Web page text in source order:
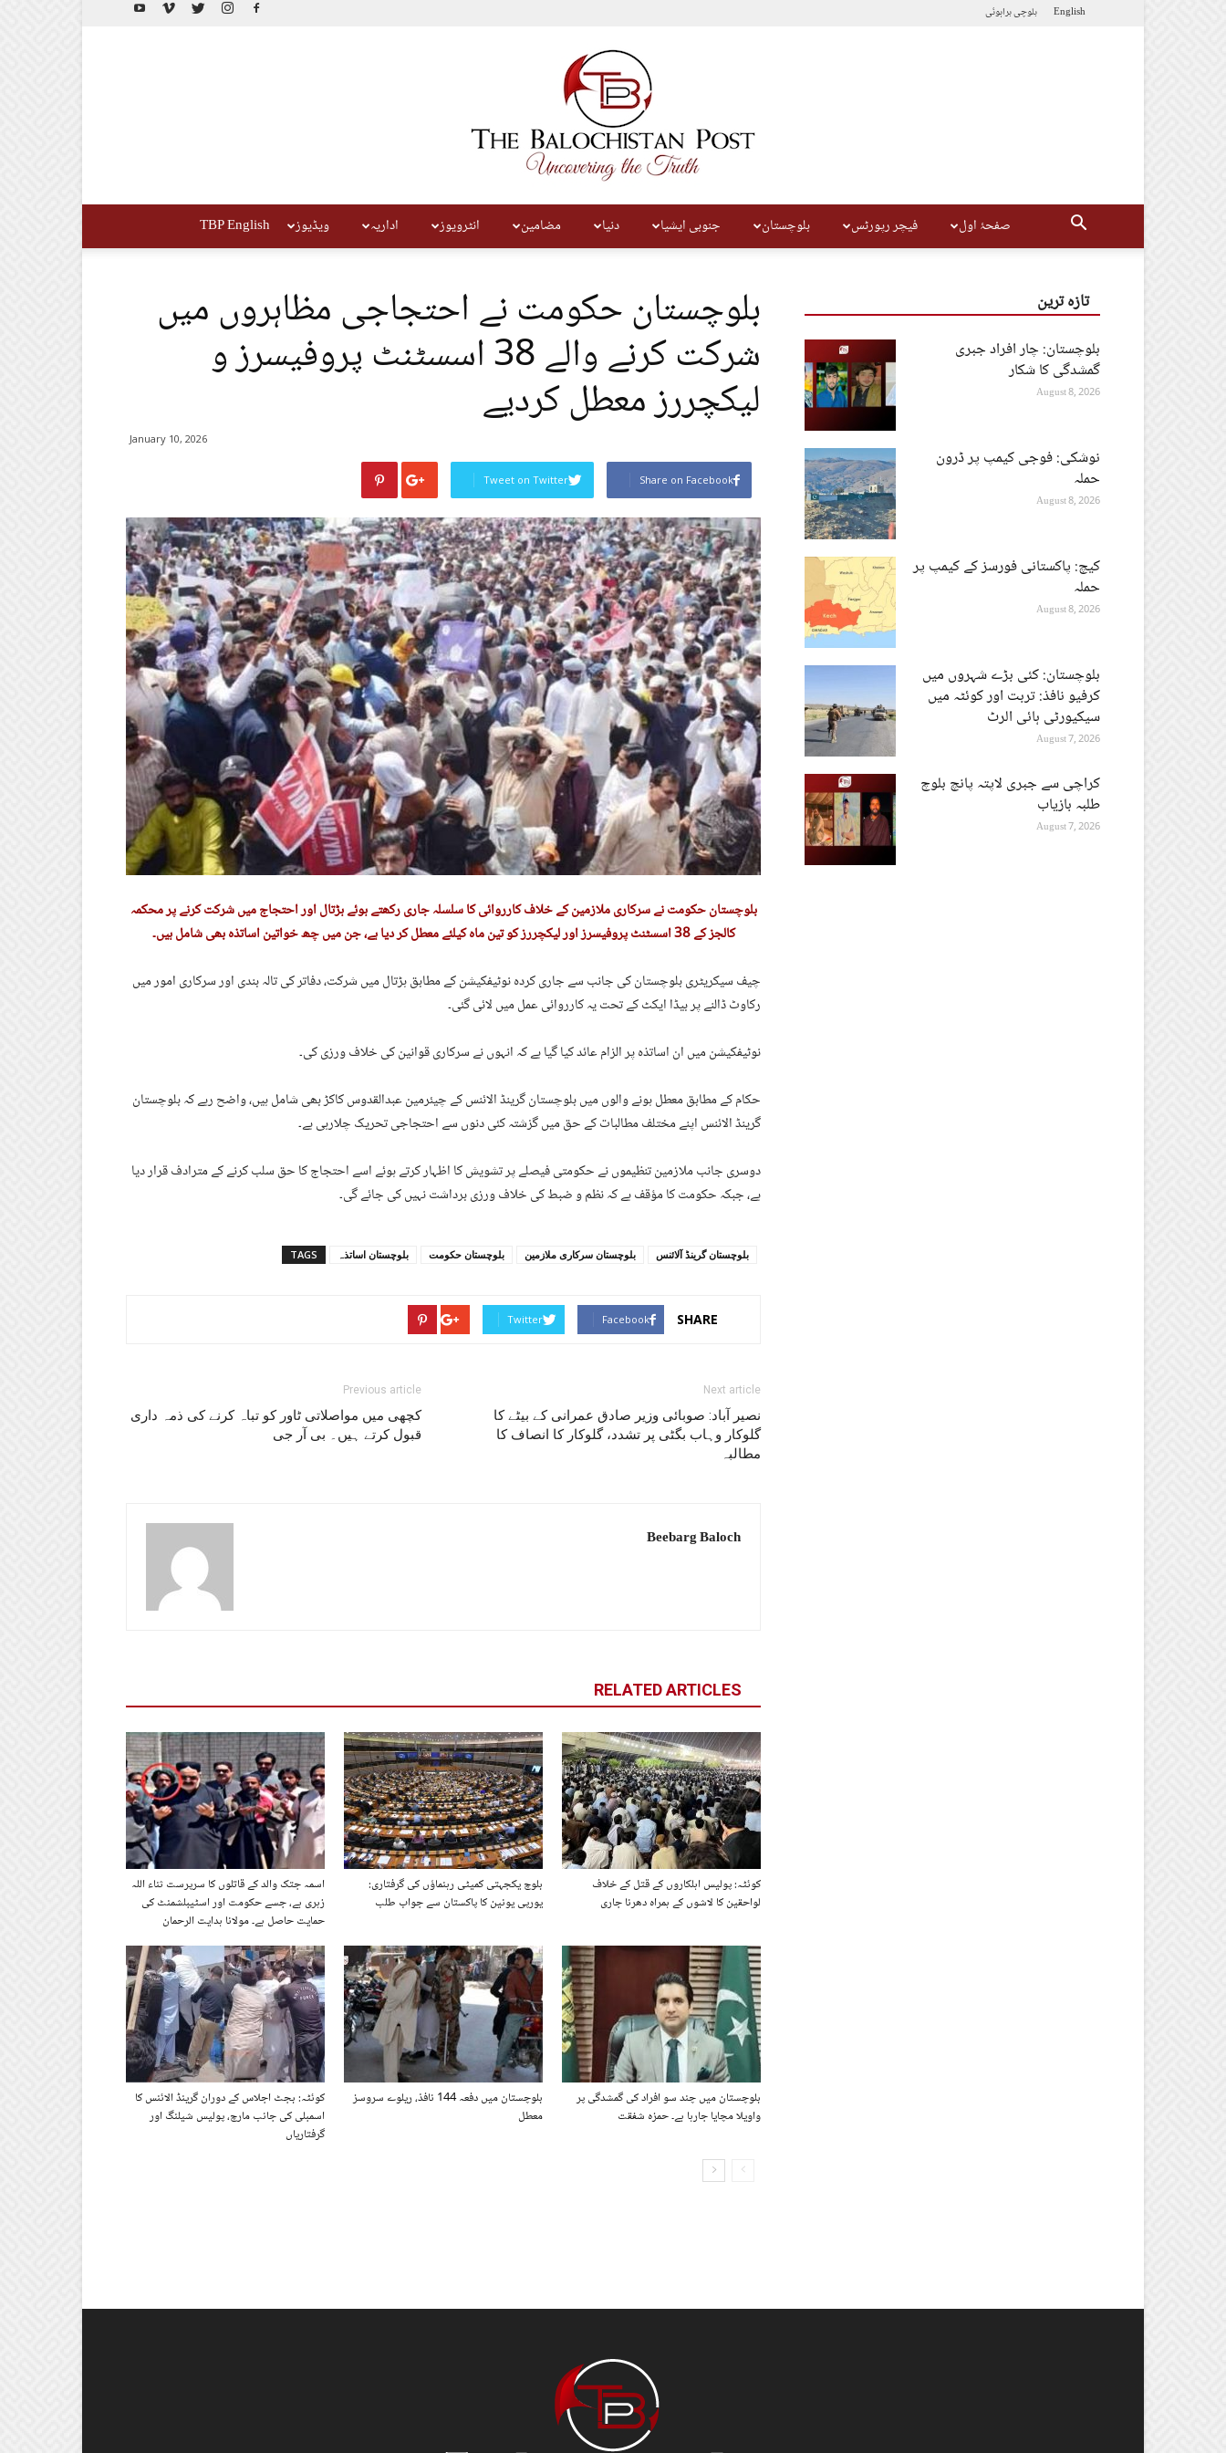
English بلوچیبراہوئی
Post
صفحۂ اول فیچر رپورٹس بلوچستان جنوبی ایشیا دنیا مضامین انٹرویوز اداریہ ویڈیوز TBP English
بلوچستان حکومت نے احتجاجی مظاہروں میں
شرکت کرنے والے 38 اسسٹنٹ پروفیسرز و
لیکچررز معطل کردیے
January 10, 2026
Share on Facebook
Tweet on Twitter
بلوچستان حکومت نے سرکاری ملازمین کے خلاف کارروائی کا سلسلہ جاری رکھتے ہوئے ہڑتال اور احتجاج میں شرکت کرنے پر محکمہ
کالجز کے 38 اسسٹنٹ پروفیسرز اور لیکچررز کو تین ماہ کیلئے معطل کر دیا ہے، جن میں چھ خواتین اساتذہ بھی شامل ہیں۔
چیف سیکریٹری بلوچستان کی جانب سے جاری کردہ نوٹیفکیشن کے مطابق ہڑتال میں شرکت، دفاتر کی تالہ بندی اور سرکاری امور میں
رکاوٹ ڈالنے پر بیڈا ایکٹ کے تحت یہ کارروائی عمل میں لائی گئی۔
نوٹیفکیشن میں ان اساتذہ پر الزام عائد کیا گیا ہے کہ انہوں نے سرکاری قوانین کی خلاف ورزی کی۔
حکام کے مطابق معطل ہونے والوں میں بلوچستان گرینڈ الائنس کے چیئرمین عبدالقدوس کاکڑ بھی شامل ہیں، واضح رہے کہ بلوچستان
گرینڈ الائنس اپنے مختلف مطالبات کے حق میں گزشتہ کئی دنوں سے احتجاجی تحریک چلارہی ہے۔
دوسری جانب ملازمین تنظیموں نے حکومتی فیصلے پر تشویش کا اظہار کرتے ہوئے اسے احتجاج کا حق سلب کرنے کے مترادف قرار دیا
ہے، جبکہ حکومت کا مؤقف ہے کہ نظم و ضبط کی خلاف ورزی برداشت نہیں کی جائے گی۔
TAGS بلوچستان اساتذہ بلوچستان حکومت بلوچستان سرکاری ملازمین بلوچستان گرینڈ آلائنس
SHARE
Facebook
Twitter
Previous article
کچھی میں مواصلاتی ٹاور کو تباہ کرنے کی ذمہ داری
قبول کرتے ہیں۔ بی آر جی
Next article
نصیر آباد: صوبائی وزیر صادق عمرانی کے بیٹے کا
گلوکار وہاب بگٹی پر تشدد، گلوکار کا انصاف کا
مطالبہ
Beebarg Baloch
RELATED ARTICLES
اسمہ جتک والد کے قاتلوں کا سرپرست ثناء اللہ
زہری ہے، جسے حکومت اور اسٹیبلشمنٹ کی
حمایت حاصل ہے۔ مولانا ہدایت الرحمان
بلوچ یکجہتی کمیٹی رہنماؤں کی گرفتاری:
یورپی یونین کا پاکستان سے جواب طلب
کوئٹہ: پولیس اہلکاروں کے قتل کے خلاف
لواحقین کا لاشوں کے ہمراہ دھرنا جاری
کوئٹہ: بجٹ اجلاس کے دوران گرینڈ الائنس کا
اسمبلی کی جانب مارچ، پولیس شیلنگ اور
گرفتاریاں
بلوچستان میں دفعہ 144 نافذ، ریلوے سروسز
معطل
بلوچستان میں چند سو افراد کی گمشدگی پر
واویلا مچایا جارہا ہے۔ حمزہ شفقت
تازہ ترین
بلوچستان: چار افراد جبری
گمشدگی کا شکار
August 8, 2026
نوشکی: فوجی کیمپ پر ڈرون
حملہ
August 8, 2026
کیچ: پاکستانی فورسز کے کیمپ پر
حملہ
August 8, 2026
بلوچستان: کئی بڑے شہروں میں
کرفیو نافذ: تربت اور کوئٹہ میں
سیکیورٹی ہائی الرٹ
August 7, 2026
کراچی سے جبری لاپتہ پانچ بلوچ
طلبہ بازیاب
August 7, 2026